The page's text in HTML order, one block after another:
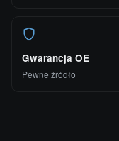
Gwarancja OE
Pewne źródło